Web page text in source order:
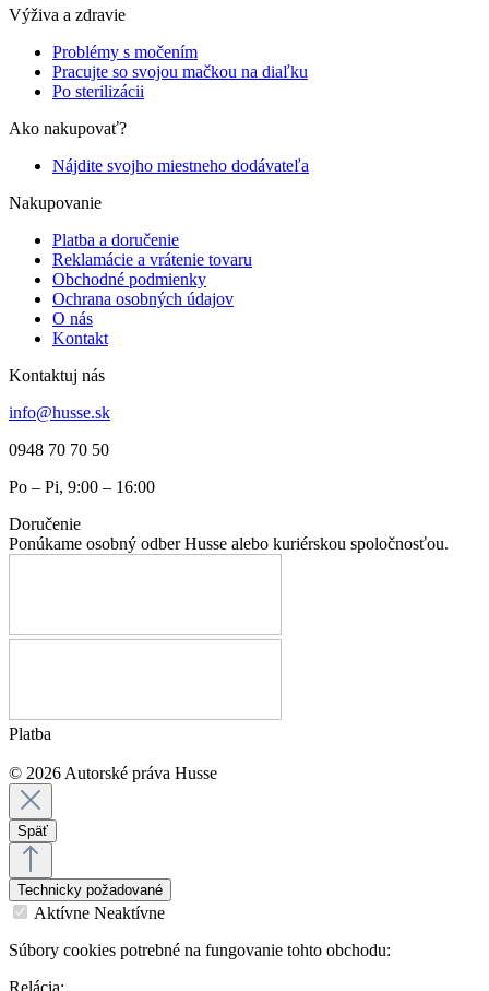
Výživa a zdravie
Problémy s močením
Pracujte so svojou mačkou na diaľku
Po sterilizácii
Ako nakupovať?
Nájdite svojho miestneho dodávateľa
Nakupovanie
Platba a doručenie
Reklamácie a vrátenie tovaru
Obchodné podmienky
Ochrana osobných údajov
O nás
Kontakt
Kontaktuj nás
info@husse.sk
0948 70 70 50
Po – Pi, 9:00 – 16:00
Doručenie
Ponúkame osobný odber Husse alebo kuriérskou spoločnosťou.
Platba
© 2026 Autorské práva Husse
Späť
Technicky požadované
Aktívne Neaktívne
Súbory cookies potrebné na fungovanie tohto obchodu:
Relácia: